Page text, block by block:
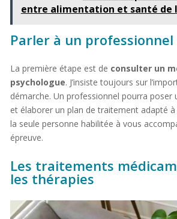
entre alimentation et santé de
Parler à un
La première étape est de consulter un
psychologue. J’insiste toujours sur
démarche. Un professionnel pourra poser
et élaborer un plan de traitement adapté
la seule personne habilitée à vous
épreuve.
Les traitements
les thérapies